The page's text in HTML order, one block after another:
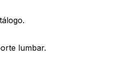
lumbar.